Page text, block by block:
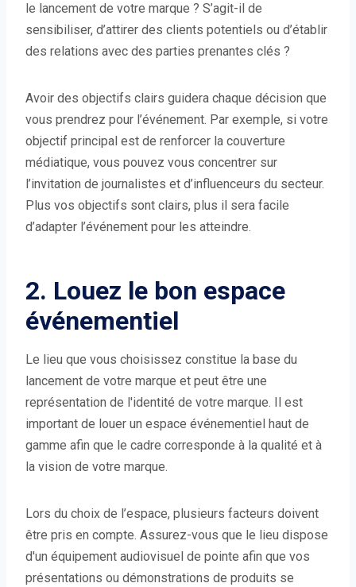
le lancement de votre marque ? S’agit-il de
sensibiliser, d’attirer des clients potentiels ou d’établir
des relations avec des parties prenantes clés ?
Avoir des objectifs clairs guidera chaque décision que
vous prendrez pour l’événement. Par exemple, si votre
objectif principal est de renforcer la couverture
médiatique, vous pouvez vous concentrer sur
l’invitation de journalistes et d’influenceurs du secteur.
Plus vos objectifs sont clairs, plus il sera facile
d’adapter l’événement pour les atteindre.
2. Louez le bon espace
événementiel
Le lieu que vous choisissez constitue la base du
lancement de votre marque et peut être une
représentation de l'identité de votre marque. Il est
important de louer un espace événementiel haut de
gamme afin que le cadre corresponde à la qualité et à
la vision de votre marque.
Lors du choix de l’espace, plusieurs facteurs doivent
être pris en compte. Assurez-vous que le lieu dispose
d'un équipement audiovisuel de pointe afin que vos
présentations ou démonstrations de produits se